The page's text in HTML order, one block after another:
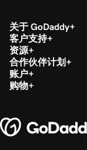
关于 GoDaddy
客户支持
资源
合作伙伴计划
账户
购物